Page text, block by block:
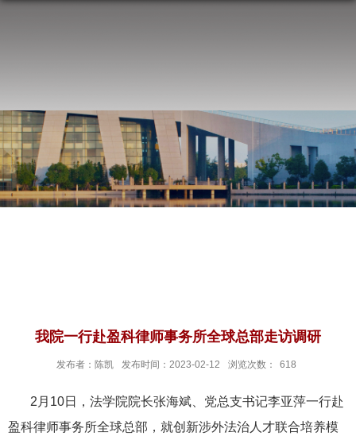
我院一行赴盈科律师事务所全球总部走访调研
发布者：陈凯 发布时间：2023-02-12 浏览次数： 618
2 月 10日，法学院院长张海斌、党总支书记李亚萍一行赴
盈科律师事务所全球总部，就创新涉外法治人才联合培养模